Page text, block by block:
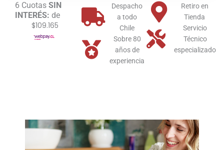
6 Cuotas SIN
INTERÉS: de
$109.165
Despacho
a todo
Chile
Sobre 80
años de
experiencia
Retiro en
Tienda
Servicio
Técnico
especializado